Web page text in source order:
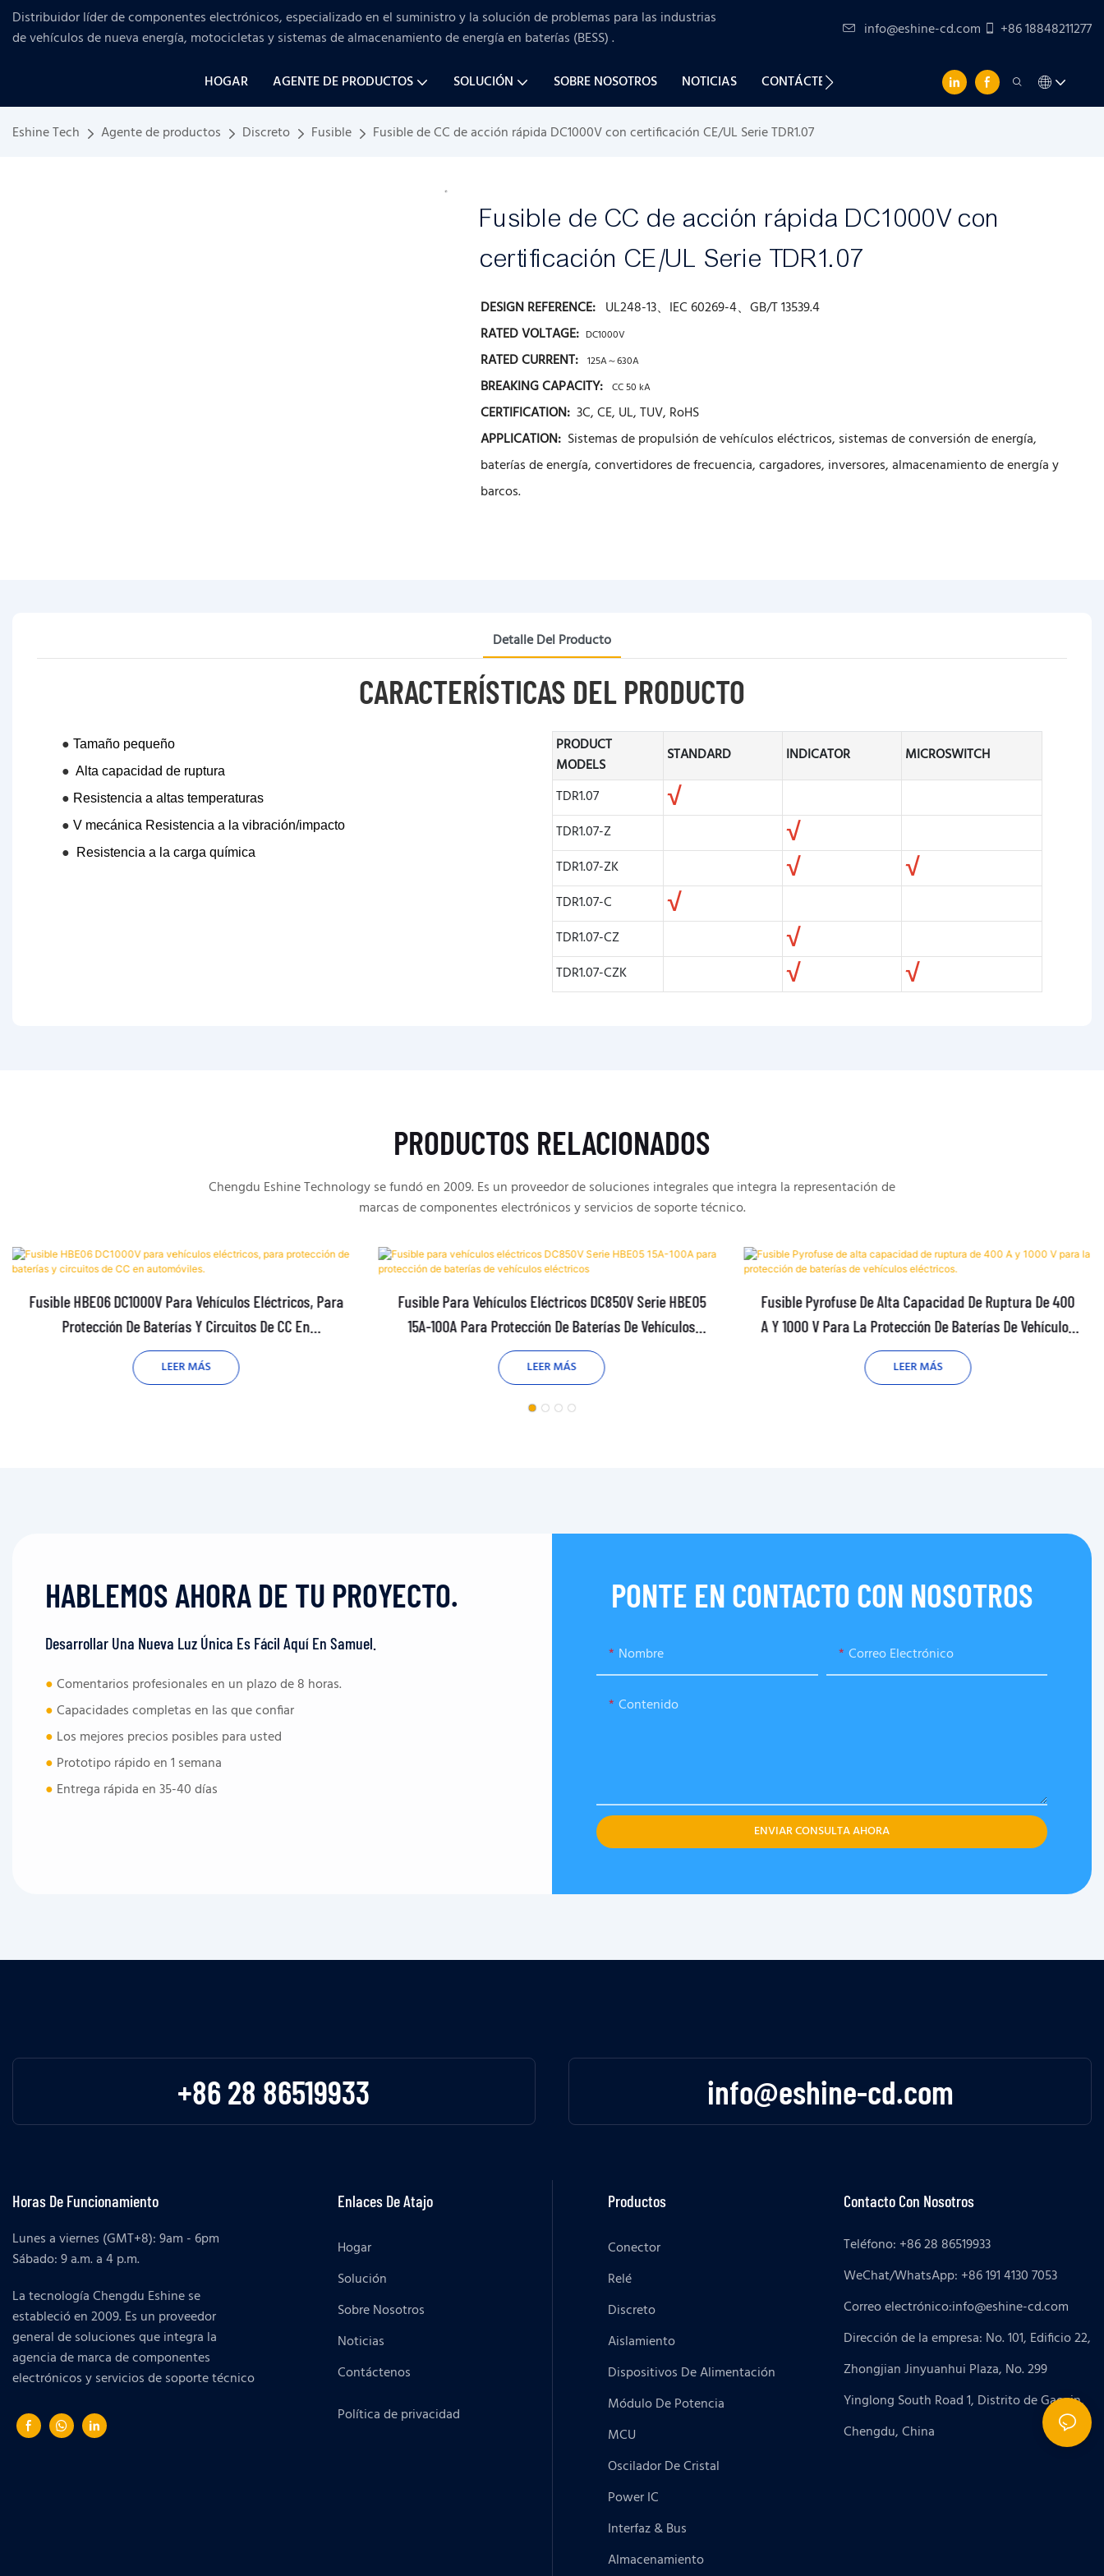
Distribuidor líder de componentes electrónicos, especializado en el suministro y la solución de problemas para las industrias
de vehículos de nueva energía, motocicletas y sistemas de almacenamiento de energía en baterías (BESS). info@eshine-cd.com +86 18848211277
HOGAR AGENTE DE PRODUCTOS SOLUCIÓN SOBRE NOSOTROS NOTICIAS CONTÁCTENOS
Eshine Tech Agente de productos Discreto Fusible Fusible de CC de acción rápida DC1000V con certificación CE/UL Serie TDR1.07
Fusible de CC de acción rápida DC1000V con
certificación CE/UL Serie TDR1.07
DESIGN REFERENCE: UL248-13、IEC 60269-4、GB/T 13539.4
RATED VOLTAGE: DC1000V
RATED CURRENT: 125A～630A
BREAKING CAPACITY: CC 50 kA
CERTIFICATION: 3C, CE, UL, TUV, RoHS
APPLICATION: Sistemas de propulsión de vehículos eléctricos, sistemas de conversión de energía,
baterías de energía, convertidores de frecuencia, cargadores, inversores, almacenamiento de energía y
barcos.
Detalle Del Producto
CARACTERÍSTICAS DEL PRODUCTO
● Tamaño pequeño
● Alta capacidad de ruptura
● Resistencia a altas temperaturas
● V mecánica Resistencia a la vibración/impacto
● Resistencia a la carga química
PRODUCT
MODELS
STANDARD INDICATOR
MICROSWITCH
TDR1.07
√
TDR1.07-Z √
TDR1.07-ZK √ √
TDR1.07-C √
TDR1.07-CZ √
TDR1.07-CZK √ √
PRODUCTOS RELACIONADOS
Chengdu Eshine Technology se fundó en 2009. Es un proveedor de soluciones integrales que integra la representación de
marcas de componentes electrónicos y servicios de soporte técnico.
Fusible HBE06 DC1000V Para Vehículos Eléctricos, Para
Protección De Baterías Y Circuitos De CC En
Automóviles.
LEER MÁS
Fusible Para Vehículos Eléctricos DC850V Serie HBE05
15A-100A Para Protección De Baterías De Vehículos
Eléctricos
LEER MÁS
Fusible Pyrofuse De Alta Capacidad De Ruptura De 400
A Y 1000 V Para La Protección De Baterías De Vehículos
Eléctricos.
LEER MÁS
HABLEMOS AHORA DE TU PROYECTO.
Desarrollar Una Nueva Luz Única Es Fácil Aquí En Samuel.
●Comentarios profesionales en un plazo de 8 horas.
●Capacidades completas en las que confiar
● Los mejores precios posibles para usted
● Prototipo rápido en 1 semana
● Entrega rápida en 35-40 días
PONTE EN CONTACTO CON NOSOTROS
Nombre Correo Electrónico
Contenido
ENVIAR CONSULTA AHORA
+86 28 86519933 info@eshine-cd.com
Horas De Funcionamiento
Lunes a viernes (GMT+8): 9am - 6pm
Sábado: 9 a.m. a 4 p.m.
La tecnología Chengdu Eshine se
estableció en 2009. Es un proveedor
general de soluciones que integra la
agencia de marca de componentes
electrónicos y servicios de soporte técnico
Enlaces De Atajo
Hogar
Solución
Sobre Nosotros
Noticias
Contáctenos
Política de privacidad
Productos
Conector
Relé
Discreto
Aislamiento
Dispositivos De Alimentación
Módulo De Potencia
MCU
Oscilador De Cristal
Power IC
Interfaz & Bus
Almacenamiento
Contacto Con Nosotros
Teléfono: +86 28 86519933
WeChat/WhatsApp: +86 191 4130 7053
Correo electrónico:info@eshine-cd.com
Dirección de la empresa: No. 101, Edificio 22,
Zhongjian Jinyuanhui Plaza, No. 299
Yinglong South Road 1, Distrito de Gaoxin,
Chengdu, China